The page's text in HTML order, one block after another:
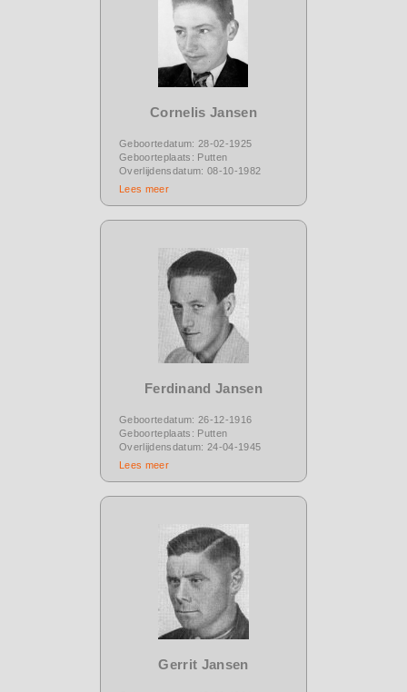
Cornelis Jansen
Geboortedatum: 28-02-1925
Geboorteplaats: Putten
Overlijdensdatum: 08-10-1982
Lees meer
Ferdinand Jansen
Geboortedatum: 26-12-1916
Geboorteplaats: Putten
Overlijdensdatum: 24-04-1945
Lees meer
Gerrit Jansen